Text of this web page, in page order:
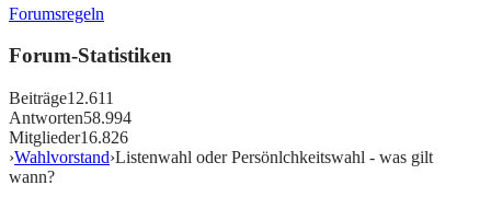
Forumsregeln
Forum-Statistiken
Beiträge12.611
Antworten58.994
Mitglieder16.826
›Wahlvorstand›Listenwahl oder Persönlchkeitswahl - was gilt
wann?